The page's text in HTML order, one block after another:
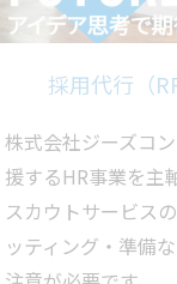
採用代行（
株式会社ジーズコ
援するHR事業を主
スカウトサービス
ッティング・準備